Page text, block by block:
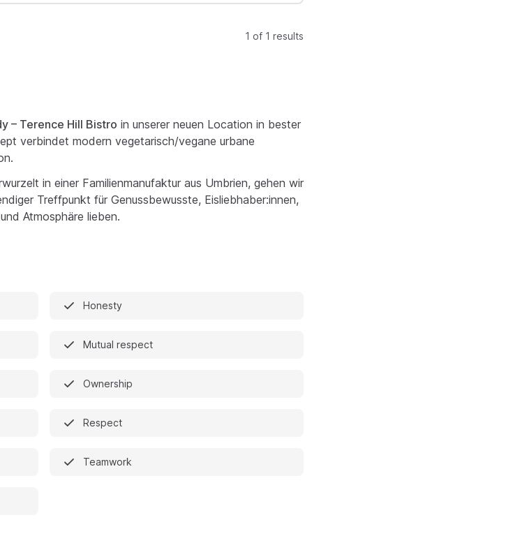
1 of 1 results
– Terence Hill Bistro in unserer neuen Location in bester
verbindet modern vegetarisch/vegane urbane
in einer Familienmanufaktur aus Umbrien, gehen wir
Treffpunkt für Genussbewusste, Eisliebhaber:innen,
Atmosphäre lieben.
Honesty
Mutual respect
Ownership
Respect
Teamwork